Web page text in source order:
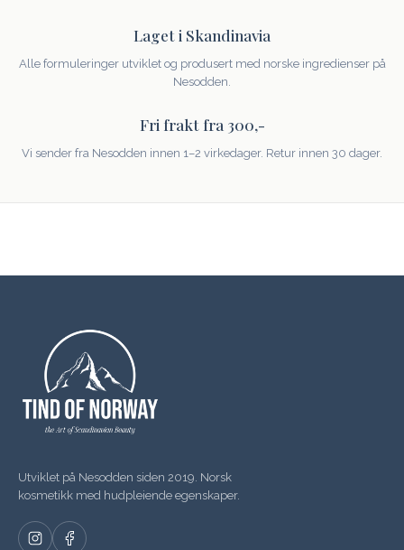
Laget i Skandinavia
Alle formuleringer utviklet og produsert med norske ingredienser på
Nesodden.
Fri frakt fra 300,-
Vi sender fra Nesodden innen 1–2 virkedager. Retur innen 30 dager.
Utviklet på Nesodden siden 2019. Norsk
kosmetikk med hudpleiende egenskaper.